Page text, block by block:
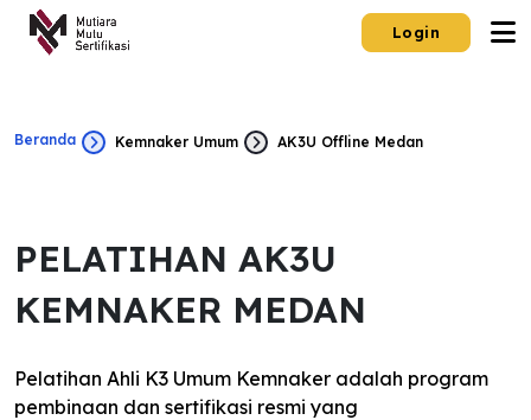
Login
Beranda Kemnaker Umum AK3U Offline Medan
PELATIHAN AK3U
KEMNAKER MEDAN
Pelatihan Ahli K3 Umum Kemnaker adalah program
pembinaan dan sertifikasi resmi yang